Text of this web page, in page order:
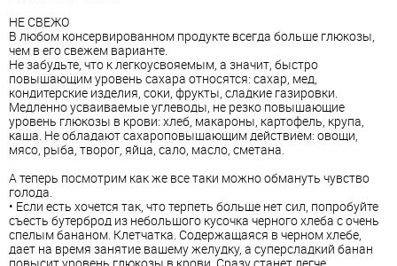
НЕ СВЕЖО
В любом консервированном продукте всегда больше глюкозы,
чем в его свежем варианте.
Не забудьте, что к легкоусвояемым, а значит, быстро
повышающим уровень сахара относятся: сахар, мед,
кондитерские изделия, соки, фрукты, сладкие газировки.
Медленно усваиваемые углеводы, не резко повышающие
уровень глюкозы в крови: хлеб, макароны, картофель, крупа,
каша. Не обладают сахароповышающим действием: овощи,
мясо, рыба, творог, яйца, сало, масло, сметана.
А теперь посмотрим как же все таки можно обмануть чувство
голода.
• Если есть хочется так, что терпеть больше нет сил, попробуйте
съесть бутерброд из небольшого кусочка черного хлеба с очень
спелым бананом. Клетчатка. Содержащаяся в черном хлебе,
дает на время занятие вашему желудку, а суперсладкий банан
повысит уровень глюкозы в крови. Сразу станет легче.